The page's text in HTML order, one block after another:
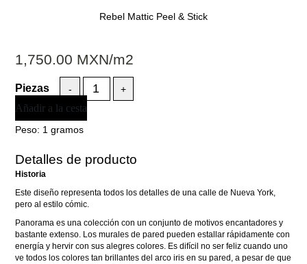
Rebel Mattic Peel & Stick
1,750.00 MXN/m2
- +
Añadir a la cesta
Peso: 1 gramos
Detalles de producto
Historia
Este diseño representa todos los detalles de una calle de Nueva York,
pero al estilo cómic.
Panorama es una colección con un conjunto de motivos encantadores y
bastante extenso. Los murales de pared pueden estallar rápidamente con
energía y hervir con sus alegres colores. Es difícil no ser feliz cuando uno
ve todos los colores tan brillantes del arco iris en su pared, a pesar de que